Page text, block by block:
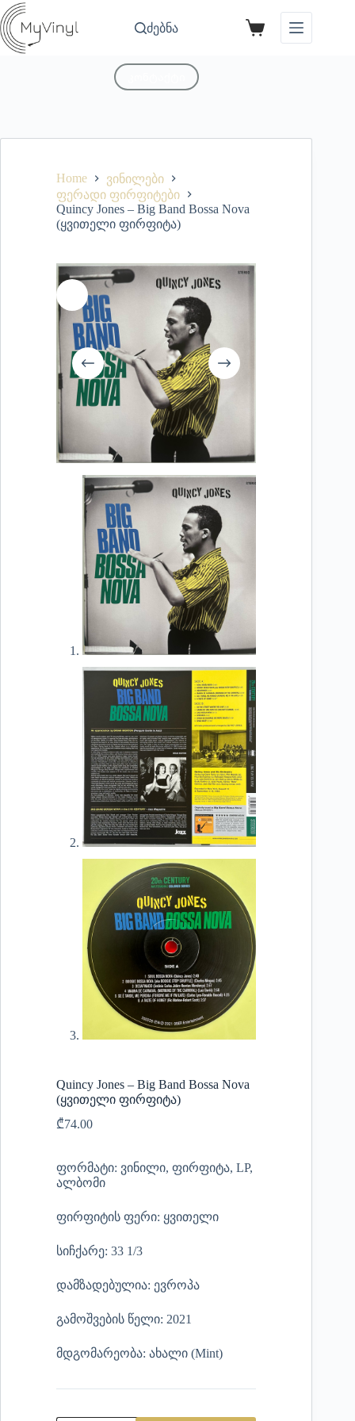
ძებნა
Home
ვინილები
ფერადი ფირფიტები
Quincy Jones – Big Band Bossa Nova
(ყვითელი ფირფიტა)
Quincy Jones – Big Band Bossa Nova
(ყვითელი ფირფიტა)
₾74.00
ფორმატი: ვინილი, ფირფიტა, LP,
ალბომი
ფირფიტის ფერი: ყვითელი
სიჩქარე: 33 1/3
დამზადებულია: ევროპა
გამოშვების წელი: 2021
მდგომარეობა: ახალი (Mint)